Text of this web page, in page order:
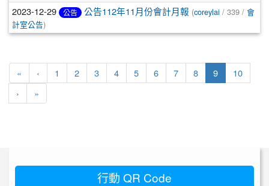
2023-12-29 公告 公告112年11月份會計月報 (coreylai / 339 / 會
計室公告)
« 第一頁
‹ 上一頁
1 2 3 4 5 6 7 8 9(目前頁次)
10
› 下一頁
»
行動 QR Code